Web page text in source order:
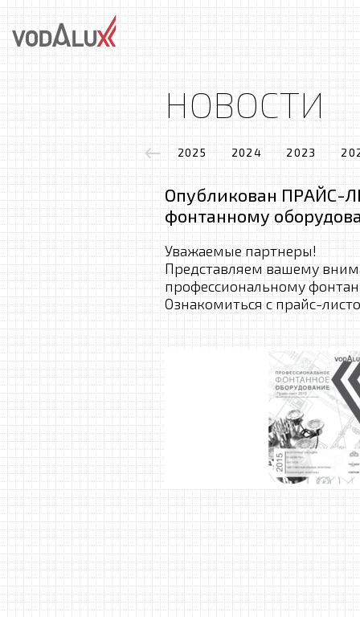
НОВОСТИ
2025 2024 2023
Опубликован ПРАЙС-
фонтанному
Уважаемые партнеры!
Представляем вашему
профессиональному
Ознакомиться с прайс-